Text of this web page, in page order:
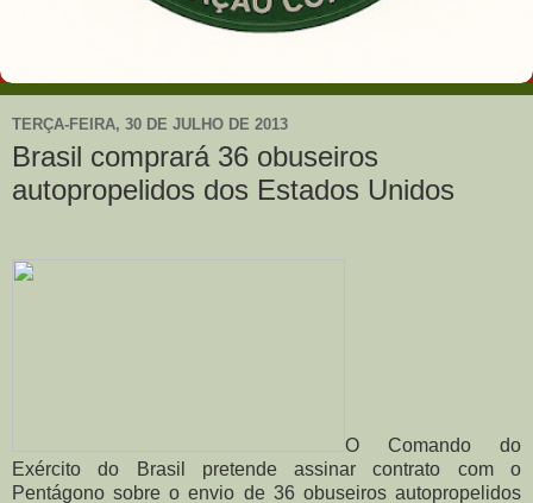
TERÇA-FEIRA, 30 DE JULHO DE 2013
Brasil comprará 36 obuseiros
autopropelidos dos Estados Unidos
O Comando do
Exército do Brasil pretende assinar contrato com o
Pentágono sobre o envio de 36 obuseiros autopropelidos